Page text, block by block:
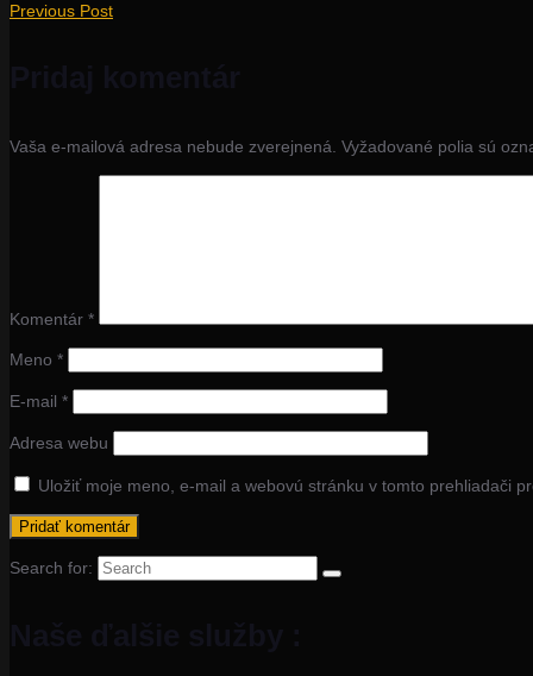
Previous Post
Vaša e-mailová adresa nebude zverejnená. Vyžadované polia sú
Komentár *
Meno *
E-mail *
Adresa webu
Uložiť moje meno, e-mail a webovú stránku v tomto prehliadači
Search for: